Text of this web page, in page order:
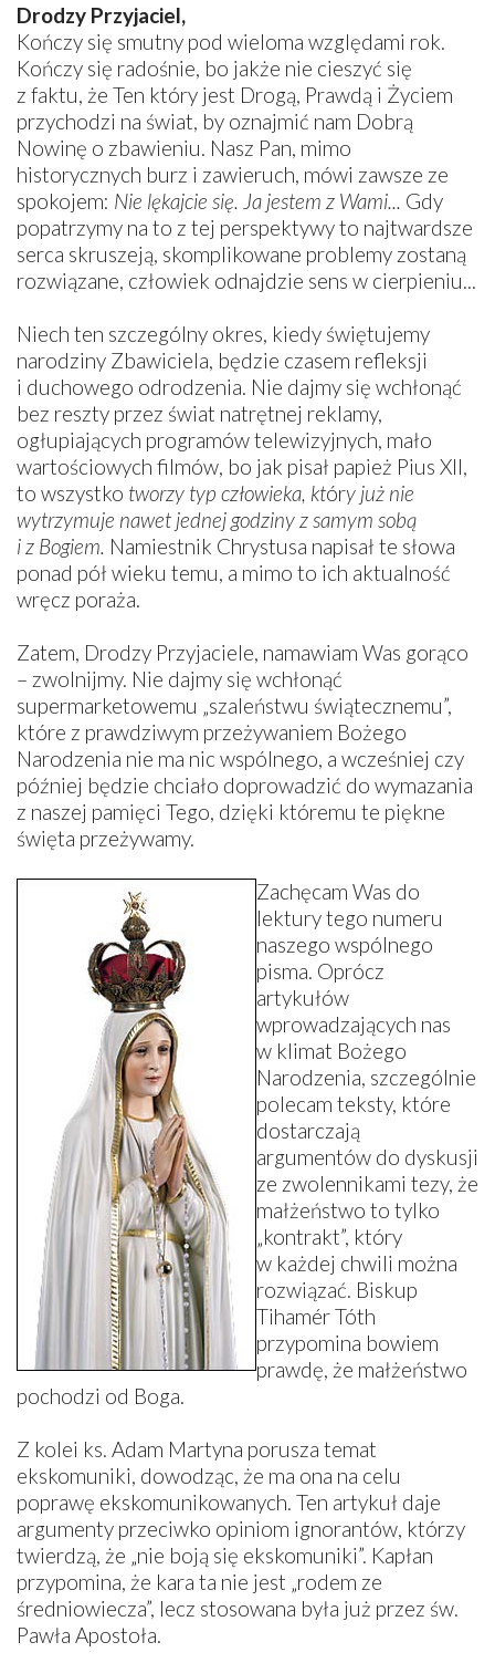
Drodzy Przyjaciel,
Kończy się smutny pod wieloma względami rok.
Kończy się radośnie, bo jakże nie cieszyć się
z faktu, że Ten który jest Drogą, Prawdą i Życiem
przychodzi na świat, by oznajmić nam Dobrą
Nowinę o zbawieniu. Nasz Pan, mimo
historycznych burz i zawieruch, mówi zawsze ze
spokojem: Nie lękajcie się. Ja jestem z Wami... Gdy
popatrzymy na to z tej perspektywy to najtwardsze
serca skruszeją, skomplikowane problemy zostaną
rozwiązane, człowiek odnajdzie sens w cierpieniu...
Niech ten szczególny okres, kiedy świętujemy
narodziny Zbawiciela, będzie czasem refleksji
i duchowego odrodzenia. Nie dajmy się wchłonąć
bez reszty przez świat natrętnej reklamy,
ogłupiających programów telewizyjnych, mało
wartościowych filmów, bo jak pisał papież Pius XII,
to wszystko tworzy typ człowieka, który już nie
wytrzymuje nawet jednej godziny z samym sobą
i z Bogiem. Namiestnik Chrystusa napisał te słowa
ponad pół wieku temu, a mimo to ich aktualność
wręcz poraża.
Zatem, Drodzy Przyjaciele, namawiam Was gorąco
– zwolnijmy. Nie dajmy się wchłonąć
supermarketowemu „szaleństwu świątecznemu”,
które z prawdziwym przeżywaniem Bożego
Narodzenia nie ma nic wspólnego, a wcześniej czy
później będzie chciało doprowadzić do wymazania
z naszej pamięci Tego, dzięki któremu te piękne
święta przeżywamy.
Zachęcam Was do
lektury tego numeru
naszego wspólnego
pisma. Oprócz
artykułów
wprowadzających nas
w klimat Bożego
Narodzenia, szczególnie
polecam teksty, które
dostarczają
argumentów do dyskusji
ze zwolennikami tezy, że
małżeństwo to tylko
„kontrakt”, który
w każdej chwili można
rozwiązać. Biskup
Tihamér Tóth
przypomina bowiem
prawdę, że małżeństwo
pochodzi od Boga.
Z kolei ks. Adam Martyna porusza temat
ekskomuniki, dowodząc, że ma ona na celu
poprawę ekskomunikowanych. Ten artykuł daje
argumenty przeciwko opiniom ignorantów, którzy
twierdzą, że „nie boją się ekskomuniki”. Kapłan
przypomina, że kara ta nie jest „rodem ze
średniowiecza”, lecz stosowana była już przez św.
Pawła Apostoła.